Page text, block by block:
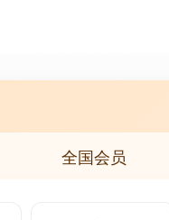
全国会员